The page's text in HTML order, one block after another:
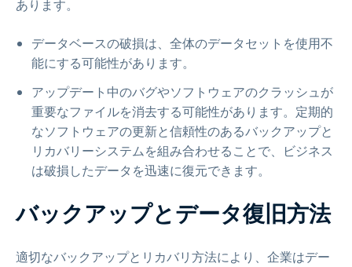
あります。
データベースの破損は、全体のデータセットを使用不
能にする可能性があります。
アップデート中のバグやソフトウェアのクラッシュが
重要なファイルを消去する可能性があります。定期的
なソフトウェアの更新と信頼性のあるバックアップと
リカバリーシステムを組み合わせることで、ビジネス
は破損したデータを迅速に復元できます。
バックアップとデータ復旧方法
適切なバックアップとリカバリ方法により、企業はデー